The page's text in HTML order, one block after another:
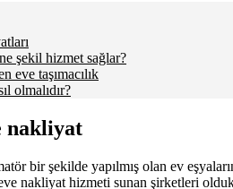
şekil hizmet sağlar?
eve taşımacılık
olmalıdır?
nakliyat
bir şekilde yapılmış olan ev
nakliyat hizmeti sunan şirketleri